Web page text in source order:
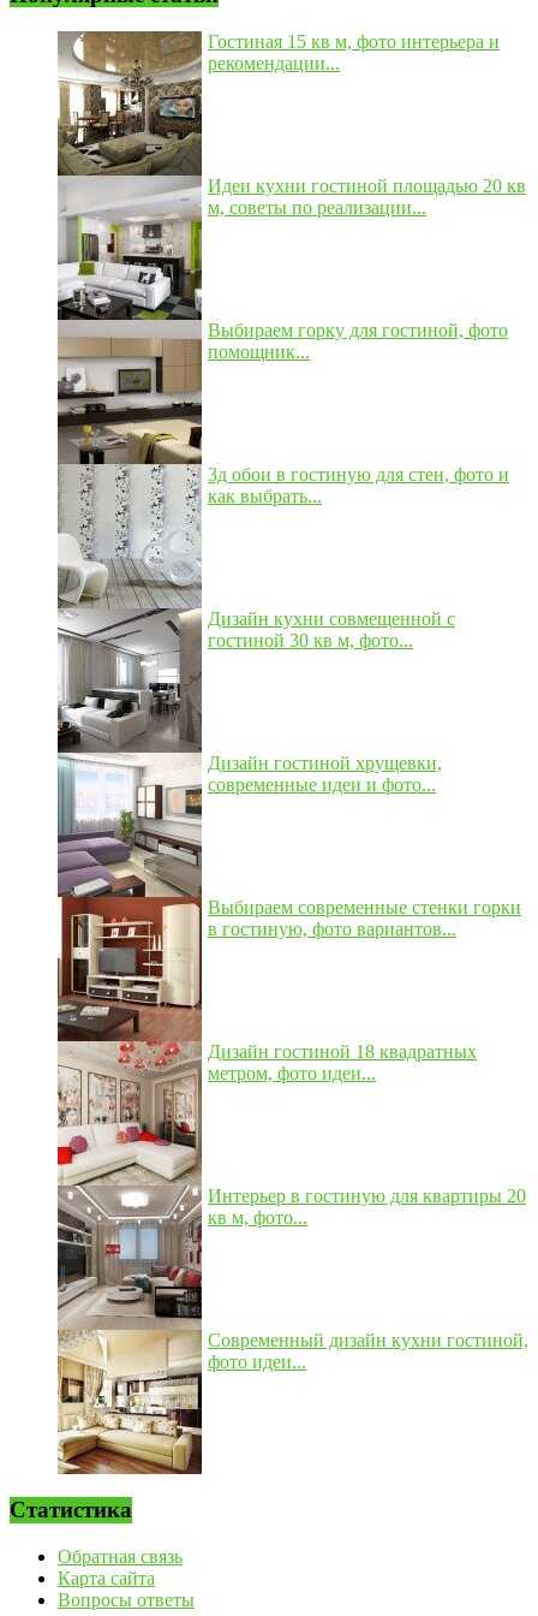
Гостиная 15 кв м, фото интерьера и
рекомендации...
Идеи кухни гостиной площадью 20 кв
м, советы по реализации...
Выбираем горку для гостиной, фото
помощник...
3д обои в гостиную для стен, фото и
как выбрать...
Дизайн кухни совмещенной с
гостиной 30 кв м, фото...
Дизайн гостиной хрущевки,
современные идеи и фото...
Выбираем современные стенки горки
в гостиную, фото вариантов...
Дизайн гостиной 18 квадратных
метром, фото идеи...
Интерьер в гостиную для квартиры 20
кв м, фото...
Современный дизайн кухни гостиной,
фото идеи...
Статистика
Обратная связь
Карта сайта
Вопросы ответы